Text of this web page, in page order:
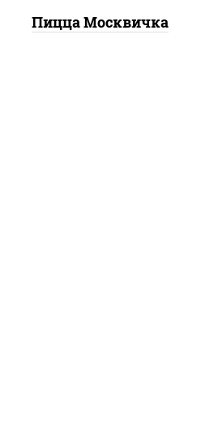
Пицца Москвичка